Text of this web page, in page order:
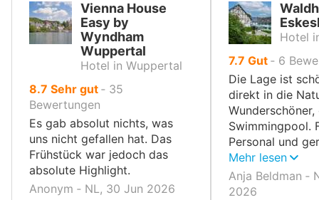
Vienna House
Easy by
Wyndham
Wuppertal
Hotel in Wuppertal
8.7 von
10,
Sehr gut ‐ 35
Bewertungen
Es gab absolut nichts, was
uns nicht gefallen hat. Das
Frühstück war jedoch das
absolute Highlight.
Anonym ‐ NL, 30 Jun 2026
Hotel
7.7 von
10,
Gut ‐ 6
Die Lage ist
direkt in die
Swimmingpool.
Personal und
Zimmer.
Mehr lesen
Anja Beldman ‐
2026